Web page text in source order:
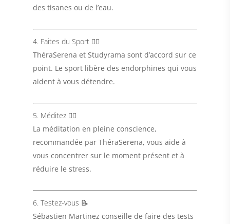
des tisanes ou de l’eau.
4. Faites du Sport 🏃‍♀️
ThéraSerena et Studyrama sont d’accord sur ce
point. Le sport libère des endorphines qui vous
aident à vous détendre.
5. Méditez 🧘‍♂️
La méditation en pleine conscience,
recommandée par ThéraSerena, vous aide à
vous concentrer sur le moment présent et à
réduire le stress.
6. Testez-vous 📝
Sébastien Martinez conseille de faire des tests